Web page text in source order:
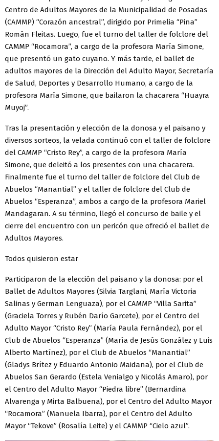
Centro de Adultos Mayores de la Municipalidad de Posadas
(CAMMP) “Corazón ancestral”, dirigido por Primelia “Pina”
Román Fleitas. Luego, fue el turno del taller de folclore del
CAMMP “Rocamora”, a cargo de la profesora María Simone,
que presentó un gato cuyano. Y más tarde, el ballet de
adultos mayores de la Dirección del Adulto Mayor, Secretaría
de Salud, Deportes y Desarrollo Humano, a cargo de la
profesora María Simone, que bailaron la chacarera “Huayra
Muyoj”.
Tras la presentación y elección de la donosa y el paisano y
diversos sorteos, la velada continuó con el taller de folclore
del CAMMP “Cristo Rey”, a cargo de la profesora María
Simone, que deleitó a los presentes con una chacarera.
Finalmente fue el turno del taller de folclore del Club de
Abuelos “Manantial” y el taller de folclore del Club de
Abuelos “Esperanza”, ambos a cargo de la profesora Mariel
Mandagaran. A su término, llegó el concurso de baile y el
cierre del encuentro con un pericón que ofreció el ballet de
Adultos Mayores.
Todos quisieron estar
Participaron de la elección del paisano y la donosa: por el
Ballet de Adultos Mayores (Silvia Targlani, María Victoria
Salinas y German Lenguaza), por el CAMMP “Villa Sarita”
(Graciela Torres y Rubén Darío Garcete), por el Centro del
Adulto Mayor “Cristo Rey” (María Paula Fernández), por el
Club de Abuelos “Esperanza” (María de Jesús González y Luis
Alberto Martínez), por el Club de Abuelos “Manantial”
(Gladys Brítez y Eduardo Antonio Maidana), por el Club de
Abuelos San Gerardo (Estela Venialgo y Nicolás Amaro), por
el Centro del Adulto Mayor “Piedra libre” (Bernardina
Alvarenga y Mirta Balbuena), por el Centro del Adulto Mayor
“Rocamora” (Manuela Ibarra), por el Centro del Adulto
Mayor “Tekove” (Rosalía Leite) y el CAMMP “Cielo azul”.